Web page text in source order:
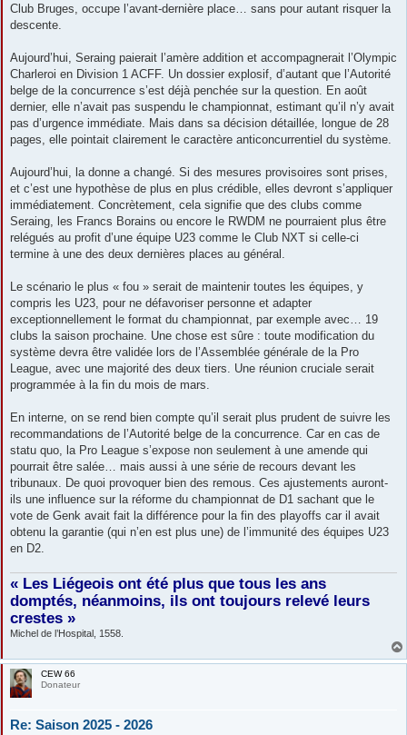
Club Bruges, occupe l’avant-dernière place… sans pour autant risquer la
descente.
Aujourd’hui, Seraing paierait l’amère addition et accompagnerait l’Olympic
Charleroi en Division 1 ACFF. Un dossier explosif, d’autant que l’Autorité
belge de la concurrence s’est déjà penchée sur la question. En août
dernier, elle n’avait pas suspendu le championnat, estimant qu’il n’y avait
pas d’urgence immédiate. Mais dans sa décision détaillée, longue de 28
pages, elle pointait clairement le caractère anticoncurrentiel du système.
Aujourd’hui, la donne a changé. Si des mesures provisoires sont prises,
et c’est une hypothèse de plus en plus crédible, elles devront s’appliquer
immédiatement. Concrètement, cela signifie que des clubs comme
Seraing, les Francs Borains ou encore le RWDM ne pourraient plus être
relégués au profit d’une équipe U23 comme le Club NXT si celle-ci
termine à une des deux dernières places au général.
Le scénario le plus « fou » serait de maintenir toutes les équipes, y
compris les U23, pour ne défavoriser personne et adapter
exceptionnellement le format du championnat, par exemple avec… 19
clubs la saison prochaine. Une chose est sûre : toute modification du
système devra être validée lors de l’Assemblée générale de la Pro
League, avec une majorité des deux tiers. Une réunion cruciale serait
programmée à la fin du mois de mars.
En interne, on se rend bien compte qu’il serait plus prudent de suivre les
recommandations de l’Autorité belge de la concurrence. Car en cas de
statu quo, la Pro League s’expose non seulement à une amende qui
pourrait être salée… mais aussi à une série de recours devant les
tribunaux. De quoi provoquer bien des remous. Ces ajustements auront-
ils une influence sur la réforme du championnat de D1 sachant que le
vote de Genk avait fait la différence pour la fin des playoffs car il avait
obtenu la garantie (qui n’en est plus une) de l’immunité des équipes U23
en D2.
« Les Liégeois ont été plus que tous les ans
domptés, néanmoins, ils ont toujours relevé leurs
crestes »
Michel de l’Hospital, 1558.
CEW 66
Donateur
Re: Saison 2025 - 2026